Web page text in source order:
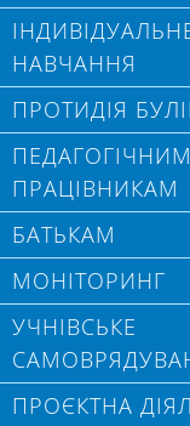
НАВЧАННЯ
ПРОТИДІЯ
ПЕДАГОГІЧНИМ
ПРАЦІВНИКАМ
БАТЬКАМ
МОНІТОРИНГ
УЧНІВСЬКЕ
ПРОЄКТНА